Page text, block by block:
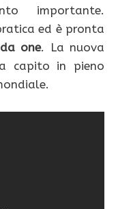
importante.
ed è pronta
one. La nuova
capito in pieno